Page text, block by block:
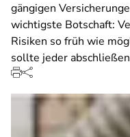
gängigen
wichtigste Botschaft:
Risiken so früh wie
sollte jeder